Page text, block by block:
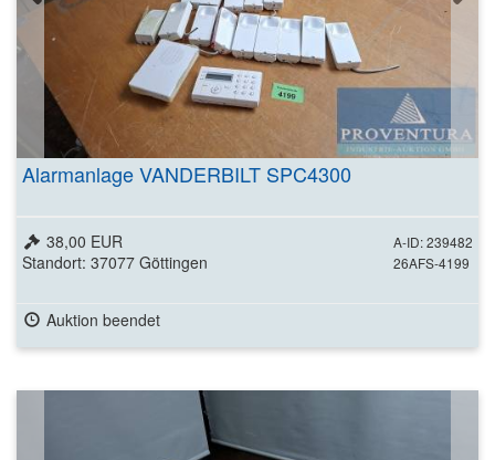
Alarmanlage VANDERBILT SPC4300
A-ID: 239482
26AFS-4199
38,00 EUR
Standort: 37077 Göttingen
Auktion beendet